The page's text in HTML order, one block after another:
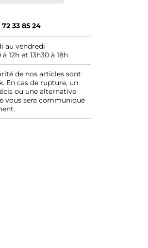
33 85 24
au vendredi
12h et 13h30 à 18h
de nos articles sont
En cas de rupture, un
ou une alternative
vous sera communiqué